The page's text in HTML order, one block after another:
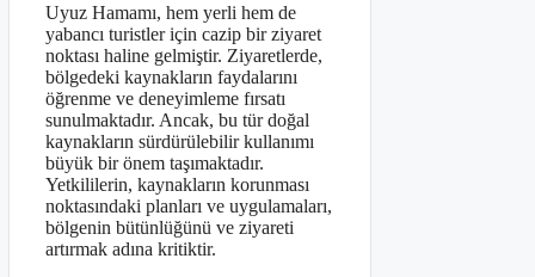
Uyuz Hamamı, hem yerli hem de
yabancı turistler için cazip bir ziyaret
noktası haline gelmiştir. Ziyaretlerde,
bölgedeki kaynakların faydalarını
öğrenme ve deneyimleme fırsatı
sunulmaktadır. Ancak, bu tür doğal
kaynakların sürdürülebilir kullanımı
büyük bir önem taşımaktadır.
Yetkililerin, kaynakların korunması
noktasındaki planları ve uygulamaları,
bölgenin bütünlüğünü ve ziyareti
artırmak adına kritiktir.